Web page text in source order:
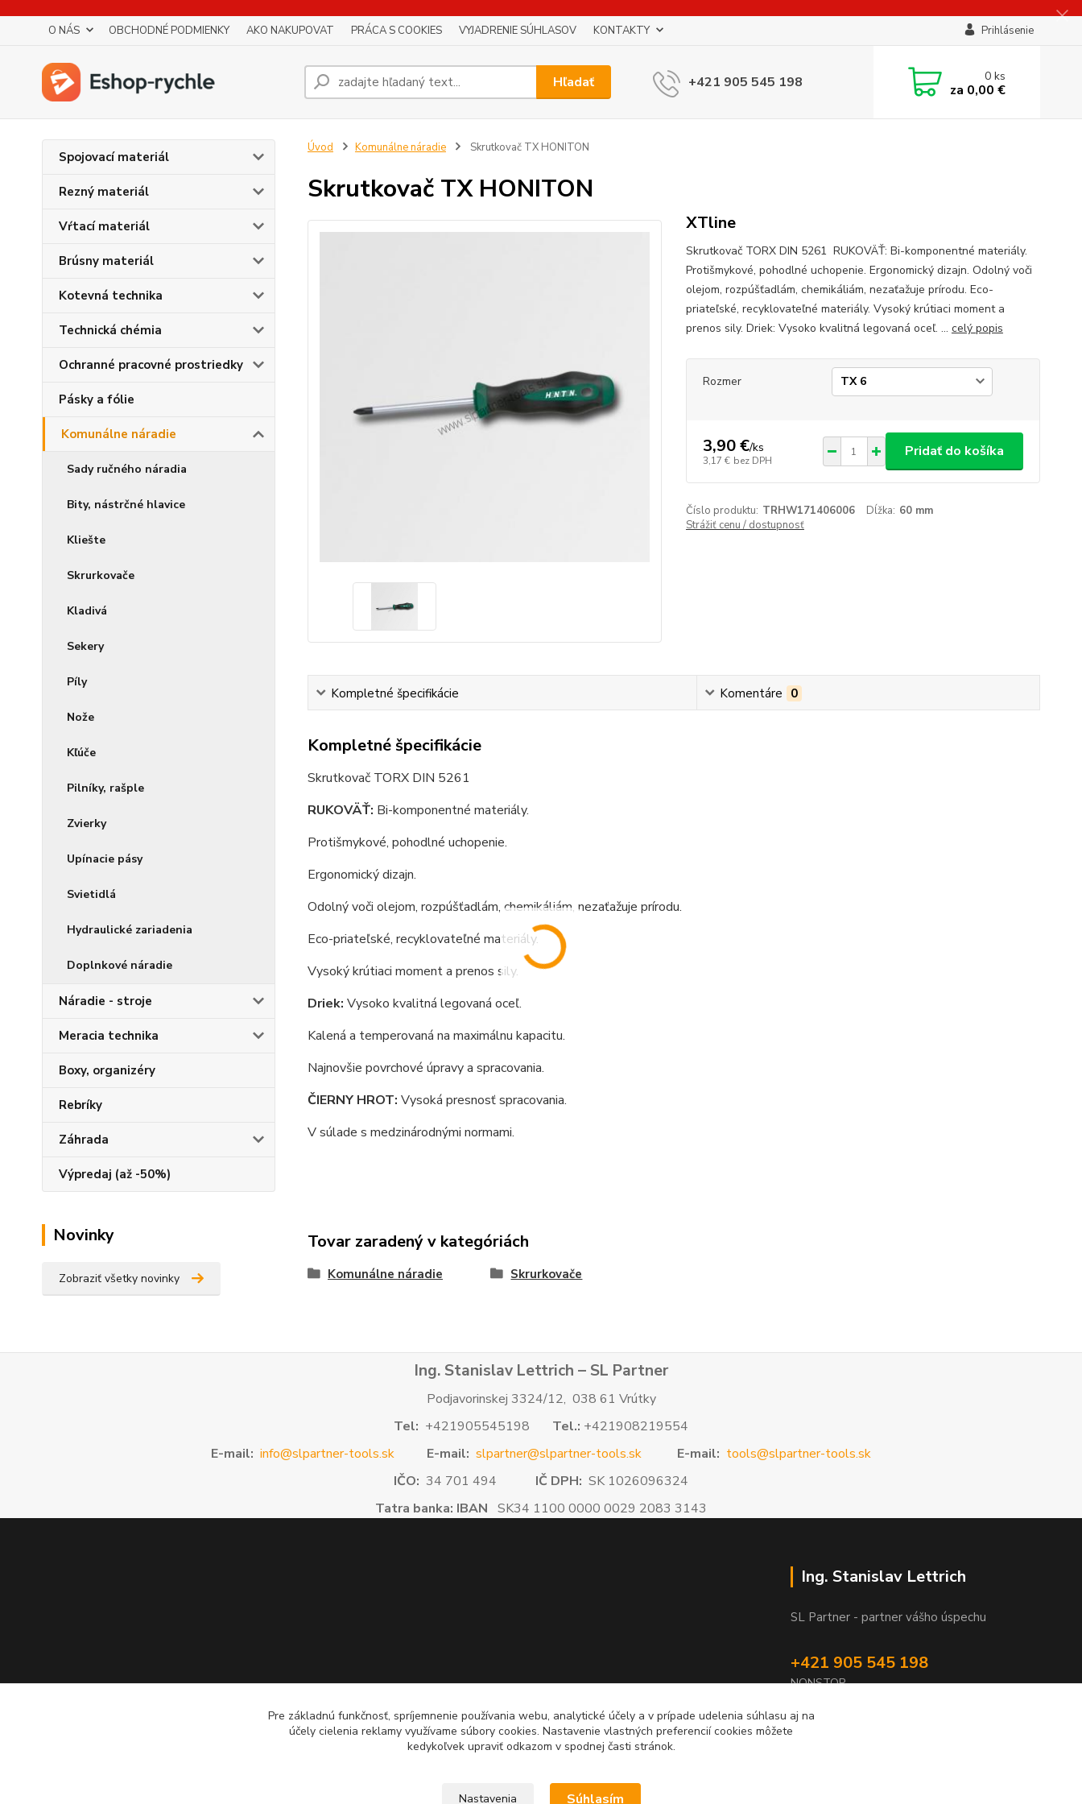
O NÁS OBCHODNÉ PODMIENKY AKO NAKUPOVAT PRÁCA S COOKIES VYJADRENIE SÚHLASOV KONTAKTY Prihlásenie
Hľadať +421 905 545 198 0ks
za 0,00 €
Spojovací materiál
Rezný materiál
Vŕtací materiál
Brúsny materiál
Kotevná technika
Technická chémia
Ochranné pracovné prostriedky
Pásky a fólie
Komunálne náradie
Sady ručného náradia
Bity, nástrčné hlavice
Kliešte
Skrurkovače
Kladivá
Sekery
Píly
Nože
Kľúče
Pilníky, rašple
Zvierky
Upínacie pásy
Svietidlá
Hydraulické zariadenia
Doplnkové náradie
Náradie - stroje
Meracia technika
Boxy, organizéry
Rebríky
Záhrada
Výpredaj (až -50%)
Novinky
Zobraziť všetky novinky
Úvod Komunálne náradie Skrutkovač TX HONITON
Skrutkovač TX HONITON
XTline
Skrutkovač TORX DIN 5261 RUKOVÄŤ: Bi-komponentné materiály.
Protišmykové, pohodlné uchopenie. Ergonomický dizajn. Odolný voči
olejom, rozpúšťadlám, chemikáliám, nezaťažuje prírodu. Eco-
priateľské, recyklovateľné materiály. Vysoký krútiaci moment a
prenos sily. Driek: Vysoko kvalitná legovaná oceľ. ... celý popis
Rozmer
3,90 €/ks
3,17 € bez DPH
Pridať do košíka
Číslo produktu: TRHW171406006 Dĺžka: 60 mm
Strážiť cenu / dostupnosť
Kompletné špecifikácie Komentáre 0
Kompletné špecifikácie
Skrutkovač TORX DIN 5261
RUKOVÄŤ: Bi-komponentné materiály.
Protišmykové, pohodlné uchopenie.
Ergonomický dizajn.
Odolný voči olejom, rozpúšťadlám, chemikáliám, nezaťažuje prírodu.
Eco-priateľské, recyklovateľné materiály.
Vysoký krútiaci moment a prenos sily.
Driek: Vysoko kvalitná legovaná oceľ.
Kalená a temperovaná na maximálnu kapacitu.
Najnovšie povrchové úpravy a spracovania.
ČIERNY HROT: Vysoká presnosť spracovania.
V súlade s medzinárodnými normami.
Tovar zaradený v kategóriách
Komunálne náradie Skrurkovače
Ing. Stanislav Lettrich – SL Partner
Podjavorinskej 3324/12, 038 61 Vrútky
Tel: +421905545198 Tel.: +421908219554
E-mail: info@slpartner-tools.sk E-mail: slpartner@slpartner-tools.sk E-mail: tools@slpartner-tools.sk
IČO: 34 701 494 IČ DPH: SK 1026096324
Tatra banka: IBAN SK34 1100 0000 0029 2083 3143
Ing. Stanislav Lettrich
SL Partner - partner vášho úspechu
+421 905 545 198
NONSTOP
info@slpartner-tools.sk
Pre základnú funkčnosť, spríjemnenie používania webu, analytické účely a v prípade udelenia súhlasu aj na
účely cielenia reklamy využívame súbory cookies. Nastavenie vlastných preferencií cookies môžete
kedykoľvek upraviť odkazom v spodnej časti stránok.
Nastavenia Súhlasím